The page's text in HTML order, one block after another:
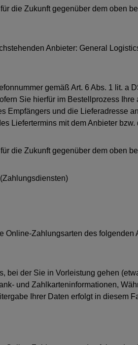
die Zukunft gegenüber dem oben
Anbieter: General
gemäß Art. 6 Abs. 1 lit. a
Sie hierfür im Bestellprozess
Empfängers und die Lieferadresse
Liefertermins mit dem Anbieter
die Zukunft gegenüber dem oben
Online-Zahlungsarten des
bei der Sie in Vorleistung gehen
und Zahlkarteninformationen,
Ihrer Daten erfolgt in